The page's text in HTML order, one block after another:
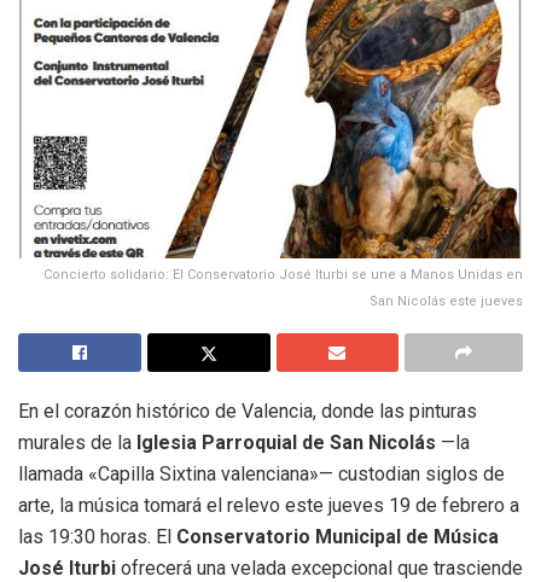
Concierto solidario: El Conservatorio José Iturbi se une a Manos Unidas en
San Nicolás este jueves
En el corazón histórico de Valencia, donde las pinturas
murales de la Iglesia Parroquial de San Nicolás —la
llamada «Capilla Sixtina valenciana»— custodian siglos de
arte, la música tomará el relevo este jueves 19 de febrero a
las 19:30 horas. El Conservatorio Municipal de Música
José Iturbi ofrecerá una velada excepcional que trasciende